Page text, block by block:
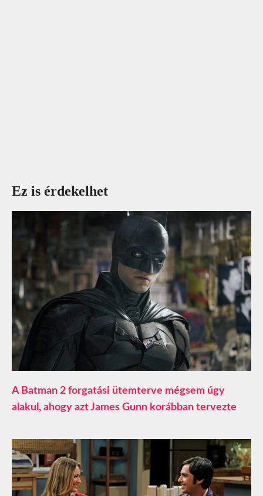
Ez is érdekelhet
A Batman 2 forgatási ütemterve mégsem úgy
alakul, ahogy azt James Gunn korábban tervezte